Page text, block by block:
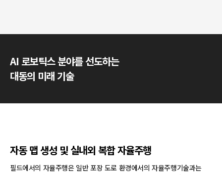
AI 로보틱스 분야를 선도하는
대동의 미래 기술
자동 맵 생성 및 실내외 복합 자율주행
필드에서의 자율주행은 일반 포장 도로 환경에서의 자율주행기술과는